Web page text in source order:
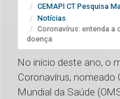
CEMAPI CT Pesquisa
Notícias
Coronavírus: entenda a
doença
No início deste ano, o
Coronavírus, nomeado
Mundial da Saúde